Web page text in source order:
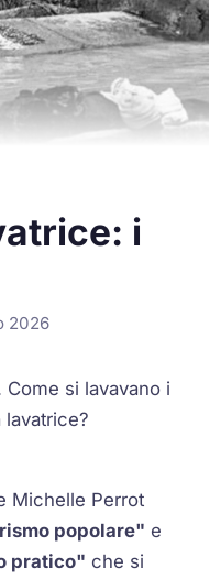
i
2026
si lavavano i
Michelle Perrot
popolare" e
pratico" che si